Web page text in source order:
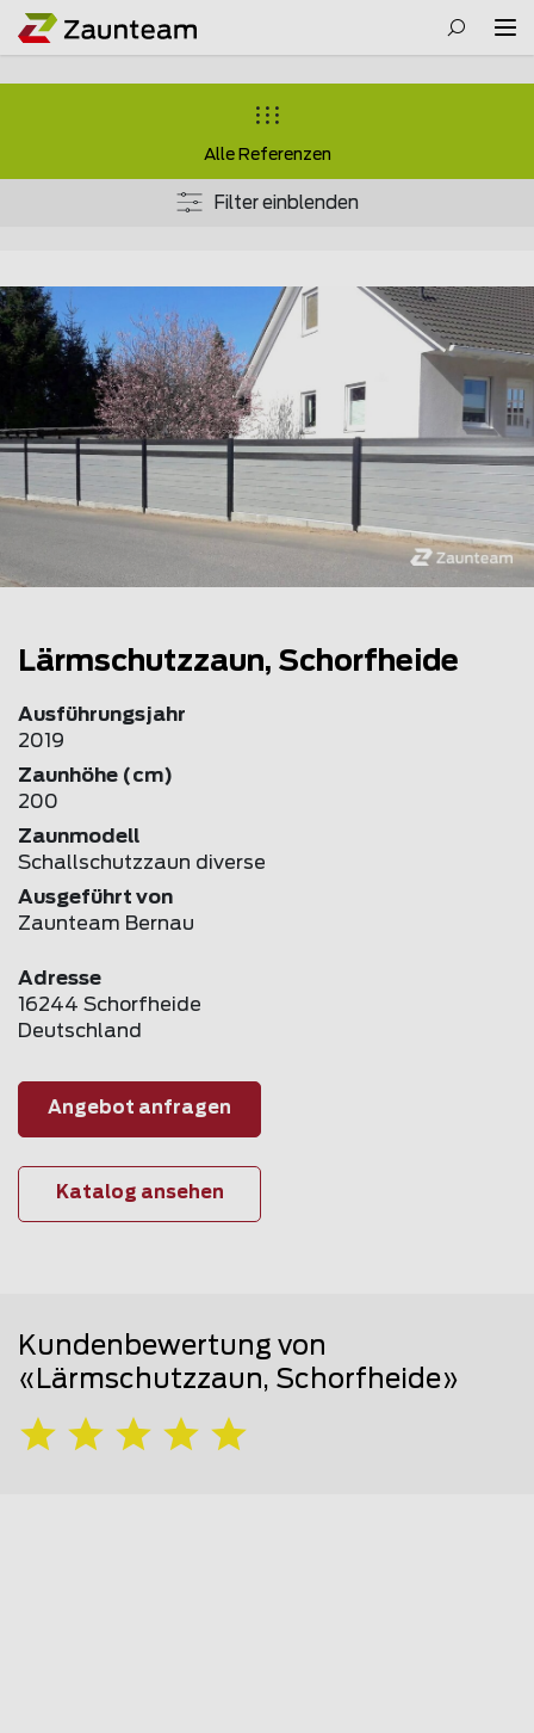
Alle Referenzen
Filter einblenden
Lärmschutzzaun, Schorfheide
Ausführungsjahr
2019
Zaunhöhe (cm)
200
Zaunmodell
Schallschutzzaun diverse
Ausgeführt von
Zaunteam Bernau
Adresse
16244 Schorfheide
Deutschland
Angebot anfragen
Katalog ansehen
Kundenbewertung von
«Lärmschutzzaun, Schorfheide»